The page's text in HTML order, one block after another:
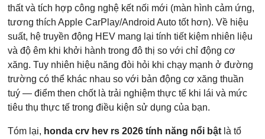
thất và tích hợp công nghệ kết nối mới (màn hình cảm ứng,
tương thích Apple CarPlay/Android Auto tốt hơn). Về hiệu
suất, hệ truyền động HEV mang lại tính tiết kiệm nhiên liệu
và độ êm khi khởi hành trong đô thị so với chỉ động cơ
xăng. Tuy nhiên hiệu năng đòi hỏi khi chạy mạnh ở đường
trường có thể khác nhau so với bản động cơ xăng thuần
tuý — điểm then chốt là trải nghiệm thực tế khi lái và mức
tiêu thụ thực tế trong điều kiện sử dụng của bạn.
Tóm lại, honda crv hev rs 2026 tính năng nổi bật là tổ